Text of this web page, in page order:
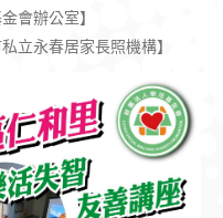
會辦公室】
立永春居家長照機構】